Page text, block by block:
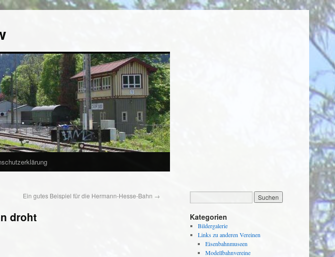
Ein gutes Beispiel für die Hermann-Hesse-Bahn →
droht Kategorien
Bildergalerie
Links zu anderen Vereinen
Eisenbahnmuseen
Modellbahnvereine